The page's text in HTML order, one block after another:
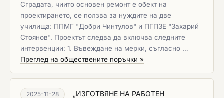
Сградата, чиито основен ремонт е обект на
проектирането, се ползва за нуждите на две
училища: ППМГ "Добри Чинтулов" и ПГПЗЕ "Захарий
Стоянов". Проектът следва да включва следните
интервенции: 1. Въвеждане на мерки, съгласно …
Преглед на обществените поръчки »
2025-11-28
„ИЗГОТВЯНЕ НА РАБОТЕН